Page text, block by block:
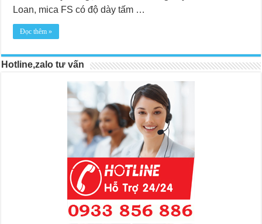
Loan, mica FS có độ dày tấm …
Đọc thêm »
Hotline,zalo tư vấn